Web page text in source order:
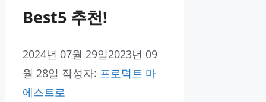
Best5 추천!
2024년 07월 29일2023년 09
월 28일 작성자: 프로덕트 마
에스트로